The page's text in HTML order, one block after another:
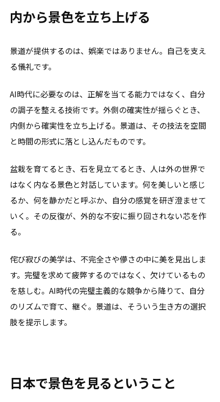
内から景色を立ち上げる
景道が提供するのは、娯楽ではありません。自己を支え
る儀礼です。
AI時代に必要なのは、正解を当てる能力ではなく、自分
の調子を整える技術です。外側の確実性が揺らぐとき、
内側から確実性を立ち上げる。景道は、その技法を空間
と時間の形式に落とし込んだものです。
盆栽を育てるとき、石を見立てるとき、人は外の世界で
はなく内なる景色と対話しています。何を美しいと感じ
るか、何を静かだと呼ぶか、自分の感覚を研ぎ澄ませて
いく。その反復が、外的な不安に振り回されない芯を作
る。
侘び寂びの美学は、不完全さや儚さの中に美を見出しま
す。完璧を求めて疲弊するのではなく、欠けているもの
を慈しむ。AI時代の完璧主義的な競争から降りて、自分
のリズムで育て、継ぐ。景道は、そういう生き方の選択
肢を提示します。
日本で景色を見るということ